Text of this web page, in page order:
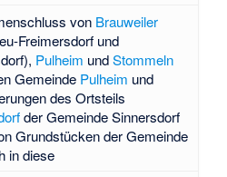
von Brauweiler
Freimersdorf und
Pulheim undStommeln
Gemeinde Pulheim und
des Ortsteils
der Gemeinde Sinnersdorf
Grundstücken der Gemeinde
in diese